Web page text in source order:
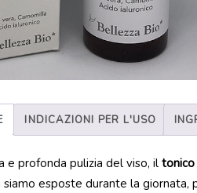
INDICAZIONI PER L'USO
e profonda pulizia del viso, il tonico
siamo esposte durante la